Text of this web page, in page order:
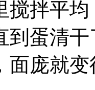
搅拌平
到蛋清
面庞就